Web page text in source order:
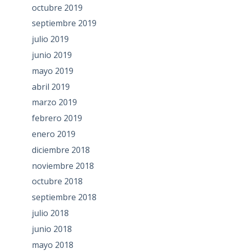
octubre 2019
septiembre 2019
julio 2019
junio 2019
mayo 2019
abril 2019
marzo 2019
febrero 2019
enero 2019
diciembre 2018
noviembre 2018
octubre 2018
septiembre 2018
julio 2018
junio 2018
mayo 2018